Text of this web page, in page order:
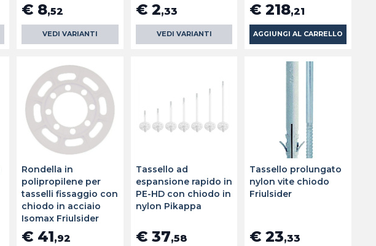
€ 8,52
VEDI VARIANTI
€ 2,33
VEDI VARIANTI
€ 218,21
AGGIUNGI AL CARRELLO
Rondella in
polipropilene per
tasselli fissaggio con
chiodo in acciaio
Isomax Friulsider
€ 41,92
Tassello ad
espansione rapido in
PE-HD con chiodo in
nylon Pikappa
€ 37,58
Tassello prolungato
nylon vite chiodo
Friulsider
€ 23,33